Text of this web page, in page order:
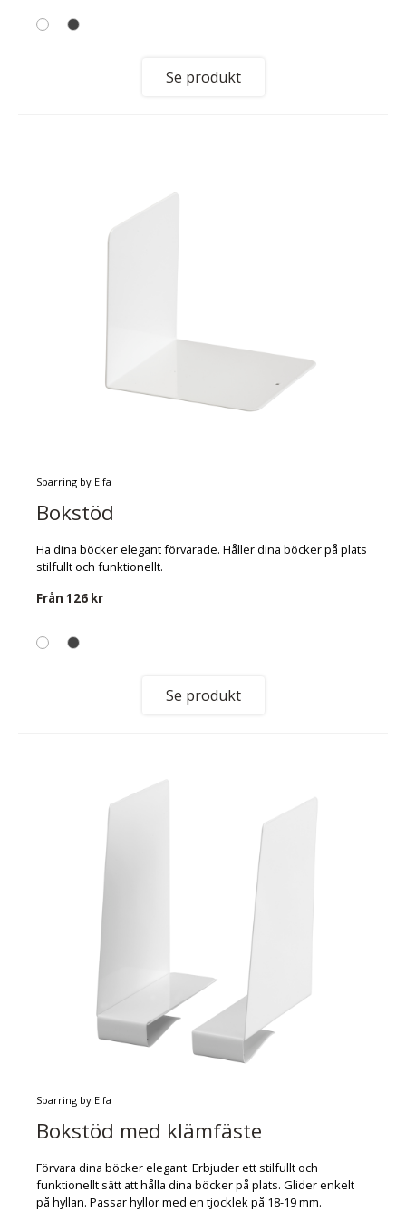
Se produkt
Sparring by Elfa
Bokstöd
Ha dina böcker elegant förvarade. Håller dina böcker på plats
stilfullt och funktionellt.
Från 126 kr
Se produkt
Sparring by Elfa
Bokstöd med klämfäste
Förvara dina böcker elegant. Erbjuder ett stilfullt och
funktionellt sätt att hålla dina böcker på plats. Glider enkelt
på hyllan. Passar hyllor med en tjocklek på 18-19 mm.